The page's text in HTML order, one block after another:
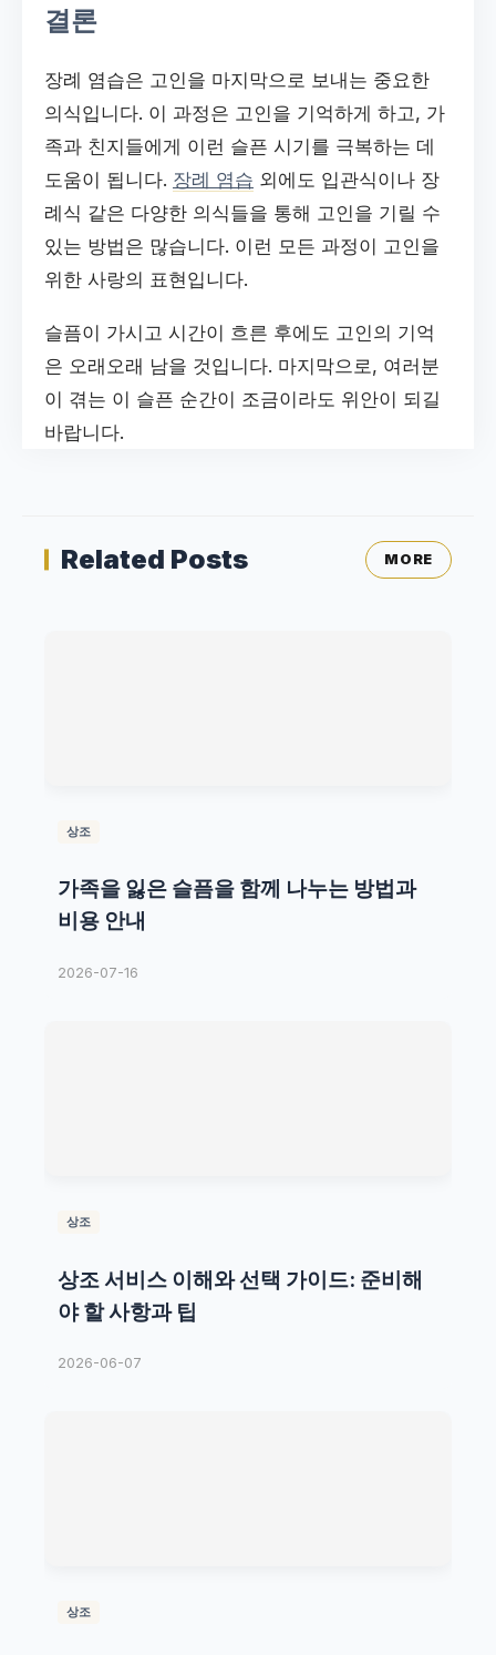
결론
장례 염습은 고인을 마지막으로 보내는 중요한
의식입니다. 이 과정은 고인을 기억하게 하고, 가
족과 친지들에게 이런 슬픈 시기를 극복하는 데
도움이 됩니다. 장례 염습 외에도 입관식이나 장
례식 같은 다양한 의식들을 통해 고인을 기릴 수
있는 방법은 많습니다. 이런 모든 과정이 고인을
위한 사랑의 표현입니다.
슬픔이 가시고 시간이 흐른 후에도 고인의 기억
은 오래오래 남을 것입니다. 마지막으로, 여러분
이 겪는 이 슬픈 순간이 조금이라도 위안이 되길
바랍니다.
Related Posts MORE
상조
가족을 잃은 슬픔을 함께 나누는 방법과
비용 안내
2026-07-16
상조
상조 서비스 이해와 선택 가이드: 준비해
야 할 사항과 팁
2026-06-07
상조